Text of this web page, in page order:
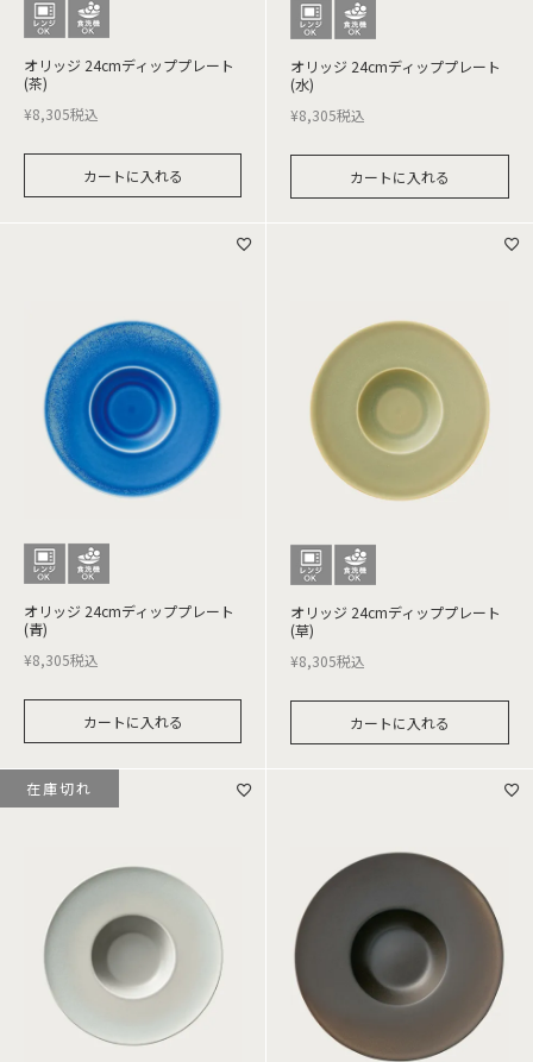
オリッジ 24cmディッププレート
(茶)
¥8,305税込
カートに入れる
オリッジ 24cmディッププレート
(水)
¥8,305税込
カートに入れる
オリッジ 24cmディッププレート
(青)
¥8,305税込
カートに入れる
オリッジ 24cmディッププレート
(草)
¥8,305税込
カートに入れる
在庫切れ